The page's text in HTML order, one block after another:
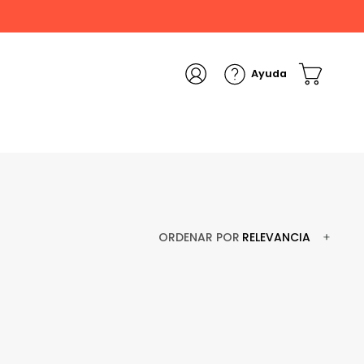
ORDENAR POR RELEVANCIA